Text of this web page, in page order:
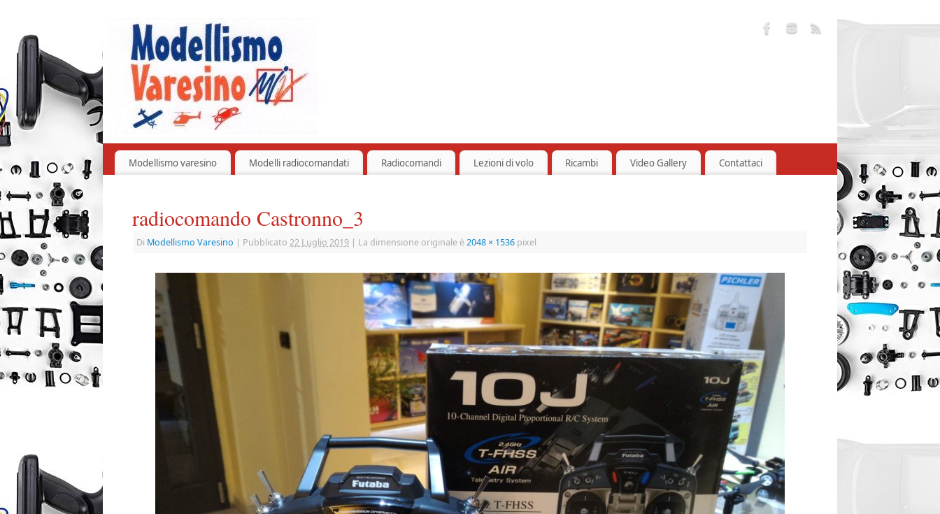
Modellismo varesino Modelli radiocomandati Radiocomandi Lezioni di volo Ricambi Video Gallery Contattaci
radiocomando Castronno_3
Di Modellismo Varesino | Pubblicato 22 Luglio 2019 | La dimensione originale è2048 × 1536 pixel